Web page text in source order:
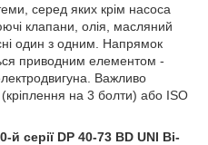
серед яких крім насоса
клапани, олія, масляний
один з одним. Напрямок
приводним елементом -
Важливо
на 3 болти) або ISO
серії DР 40-73 BD UNI Bi-